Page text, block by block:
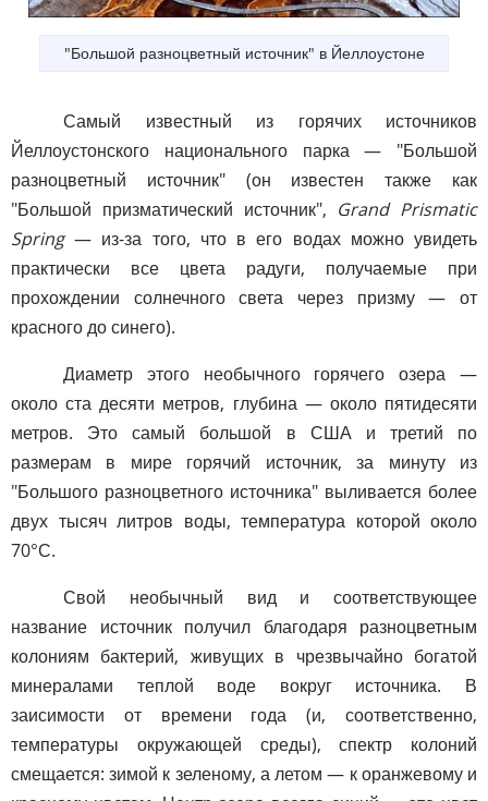
"Большой разноцветный источник" в Йеллоустоне
Самый известный из горячих источников
Йеллоустонского национального парка — "Большой
разноцветный источник" (он известен также как
"Большой призматический источник", Grand Prismatic
Spring— из-за того, что в его водах можно увидеть
практически все цвета радуги, получаемые при
прохождении солнечного света через призму — от
красного до синего).
Диаметр этого необычного горячего озера —
около ста десяти метров, глубина — около пятидесяти
метров. Это самый большой в США и третий по
размерам в мире горячий источник, за минуту из
"Большого разноцветного источника" выливается более
двух тысяч литров воды, температура которой около
70°С.
Свой необычный вид и соответствующее
название источник получил благодаря разноцветным
колониям бактерий, живущих в чрезвычайно богатой
минералами теплой воде вокруг источника. В
заисимости от времени года (и, соответственно,
температуры окружающей среды), спектр колоний
смещается: зимой к зеленому, а летом — к оранжевому и